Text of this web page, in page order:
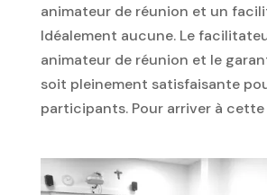
animateur de réunion et un
Idéalement aucune. Le
animateur de réunion et le
soit pleinement satisfaisante
participants. Pour arriver à cette